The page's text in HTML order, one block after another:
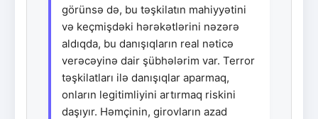
görünsə də, bu təşkilatın mahiyyətini
və keçmişdəki hərəkətlərini nəzərə
aldıqda, bu danışıqların real nəticə
verəcəyinə dair şübhələrim var. Terror
təşkilatları ilə danışıqlar aparmaq,
onların legitimliyini artırmaq riskini
daşıyır. Həmçinin, girovların azad